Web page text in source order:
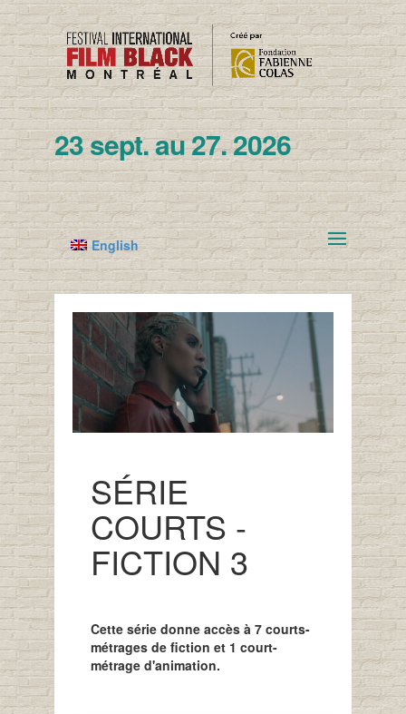
23 sept. au 27. 2026
English
SÉRIE
COURTS -
FICTION 3
Cette série donne accès à 7 courts-
métrages de fiction et 1 court-
métrage d'animation.